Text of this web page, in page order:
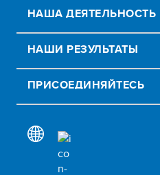
НАША ДЕЯТЕЛЬНОСТЬ
НАШИ РЕЗУЛЬТАТЫ
ПРИСОЕДИНЯЙТЕСЬ